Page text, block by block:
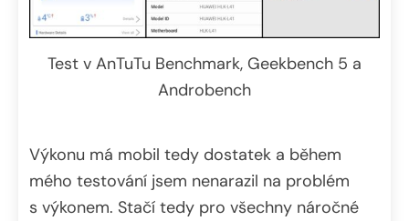
Test v AnTuTu Benchmark, Geekbench 5 a
Androbench
Výkonu má mobil tedy dostatek a během
mého testování jsem nenarazil na problém
s výkonem. Stačí tedy pro všechny náročné